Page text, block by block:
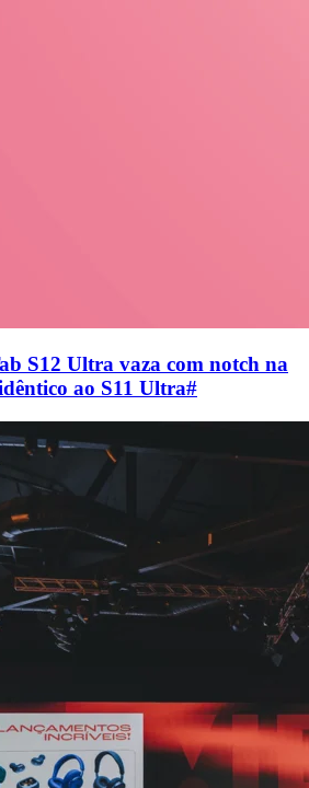
S12 Ultra vaza com notch na
ao S11 Ultra#